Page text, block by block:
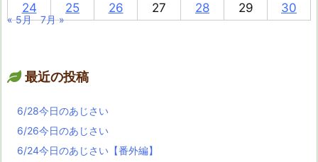
24
25 26 27 28 29 30
« 5月 7月 »
最近の投稿
6/28今日のあじさい
6/26今日のあじさい
6/24今日のあじさい【番外編】